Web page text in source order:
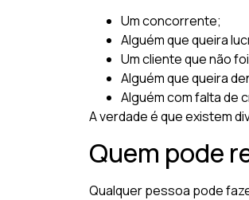
Um concorrente;
Alguém que queira
Um cliente que não
Alguém que queira
Alguém com falta de
A verdade é que existem
Quem pode
Qualquer pessoa pode